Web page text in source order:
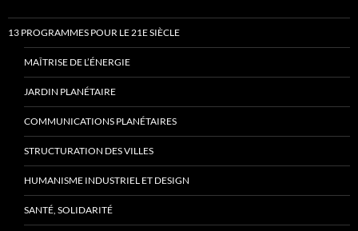
13 PROGRAMMES POUR LE 21E SIÈCLE
MAÎTRISE DE L’ÉNERGIE
JARDIN PLANÉTAIRE
COMMUNICATIONS PLANÉTAIRES
STRUCTURATION DES VILLES
HUMANISME INDUSTRIEL ET DESIGN
SANTÉ, SOLIDARITÉ